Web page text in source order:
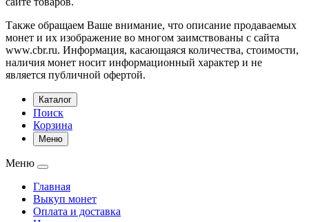
Также обращаем Ваше внимание, что описание продаваемых
монет и их изображение во многом заимствованы с сайта
www.cbr.ru. Информация, касающаяся количества, стоимости,
наличия монет носит информационный характер и не
является публичной офертой.
Каталог
Поиск
Корзина
Меню
Меню
Главная
Выкуп монет
Оплата и доставка